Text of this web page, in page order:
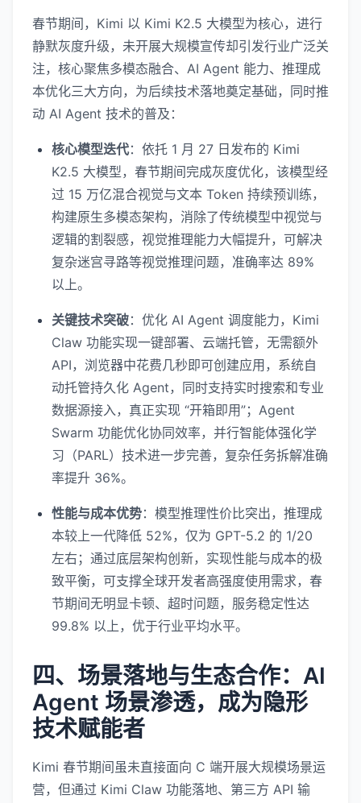
春节期间，Kimi 以 Kimi K2.5 大模型为核心，进行
静默灰度升级，未开展大规模宣传却引发行业广泛关
注，核心聚焦多模态融合、AI Agent 能力、推理成
本优化三大方向，为后续技术落地奠定基础，同时推
动 AI Agent 技术的普及：
核心模型迭代：依托 1 月 27 日发布的 Kimi
K2.5 大模型，春节期间完成灰度优化，该模型经
过 15 万亿混合视觉与文本 Token 持续预训练，
构建原生多模态架构，消除了传统模型中视觉与
逻辑的割裂感，视觉推理能力大幅提升，可解决
复杂迷宫寻路等视觉推理问题，准确率达 89%
以上。
关键技术突破：优化 AI Agent 调度能力，Kimi
Claw 功能实现一键部署、云端托管，无需额外
API，浏览器中花费几秒即可创建应用，系统自
动托管持久化 Agent，同时支持实时搜索和专业
数据源接入，真正实现 “开箱即用”；Agent
Swarm 功能优化协同效率，并行智能体强化学
习（PARL）技术进一步完善，复杂任务拆解准确
率提升 36%。
性能与成本优势：模型推理性价比突出，推理成
本较上一代降低 52%，仅为 GPT-5.2 的 1/20
左右；通过底层架构创新，实现性能与成本的极
致平衡，可支撑全球开发者高强度使用需求，春
节期间无明显卡顿、超时问题，服务稳定性达
99.8% 以上，优于行业平均水平。
四、场景落地与生态合作：AI
Agent 场景渗透，成为隐形
技术赋能者
Kimi 春节期间虽未直接面向 C 端开展大规模场景运
营，但通过 Kimi Claw 功能落地、第三方 API 输